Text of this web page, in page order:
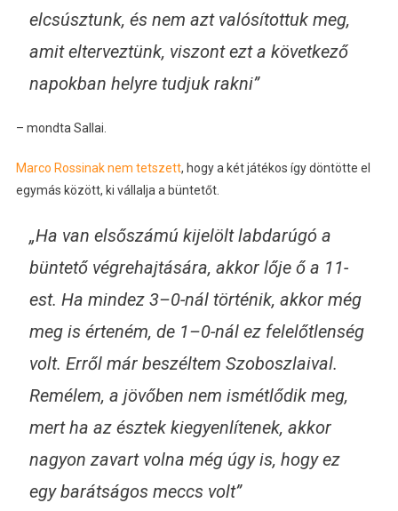
elcsúsztunk, és nem azt valósítottuk meg,
amit elterveztünk, viszont ezt a következő
napokban helyre tudjuk rakni”
– mondta Sallai.
Marco Rossinak nem tetszett, hogy a két játékos így döntötte el
egymás között, ki vállalja a büntetőt.
„Ha van elsőszámú kijelölt labdarúgó a
büntető végrehajtására, akkor lője ő a 11-
est. Ha mindez 3–0-nál történik, akkor még
meg is érteném, de 1–0-nál ez felelőtlenség
volt. Erről már beszéltem Szoboszlaival.
Remélem, a jövőben nem ismétlődik meg,
mert ha az észtek kiegyenlítenek, akkor
nagyon zavart volna még úgy is, hogy ez
egy barátságos meccs volt”